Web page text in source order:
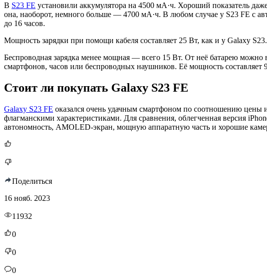
В S23 FE установили аккумулятора на 4500 мА·ч. Хороший показатель
она, наоборот, немного больше — 4700 мА·ч. В любом случае у S23 FE с
до 16 часов.
Мощность зарядки при помощи кабеля составляет 25 Вт, как и у Galaxy
Беспроводная зарядка менее мощная — всего 15 Вт. От неё батарею можно
смартфонов, часов или беспроводных наушников. Её мощность составляет
Стоит ли покупать Galaxy S23 FE
Galaxy S23 FE оказался очень удачным смартфоном по соотношению цены
флагманскими характеристиками. Для сравнения, облегченная версия
автономность, AMOLED-экран, мощную аппаратную часть и хорошие
Поделиться
16 нояб. 2023
11932
0
0
0